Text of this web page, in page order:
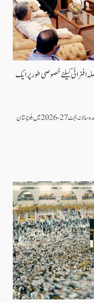
حوصلہ افزائی کیلئے خصوصی طور پر ایک
کوئٹہ،گورنر بلوچستان جعفرخان مندوخیل نے کہا ہے کہ ہم نے آئندہ سالانہ بجٹ 27-2026 میں بلوچستان